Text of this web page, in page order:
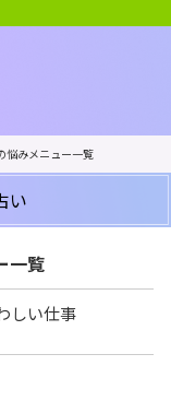
悩みメニュー一覧
い
一覧
しい仕事